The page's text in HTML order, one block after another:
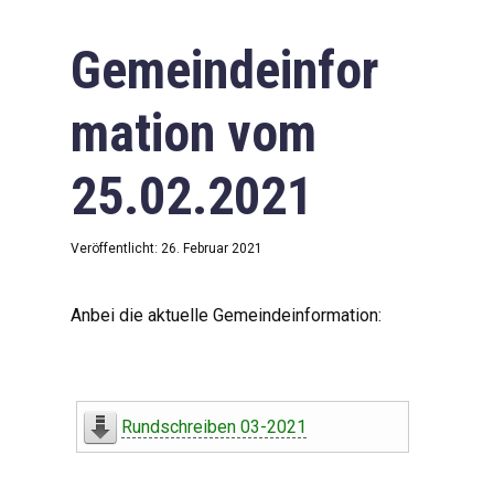
Downloads
Impressum
Datenschutzerklärung
Gemeindeinfor
mation vom
25.02.2021
Veröffentlicht: 26. Februar 2021
Anbei die aktuelle Gemeindeinformation:
Rundschreiben 03-2021